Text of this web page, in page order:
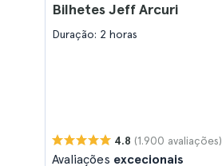
Bilhetes Jeff Arcuri
Duração: 2 horas
4.8 (1.900 avaliações)
Avaliações excecionais